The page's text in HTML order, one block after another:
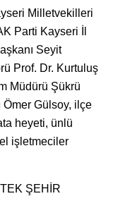
Milletvekilleri
Parti Kayseri İl
Seyit
Prof. Dr. Kurtuluş
Müdürü Şükrü
Ömer Gülsoy, ilçe
heyeti, ünlü
işletmeciler
ŞEHİR